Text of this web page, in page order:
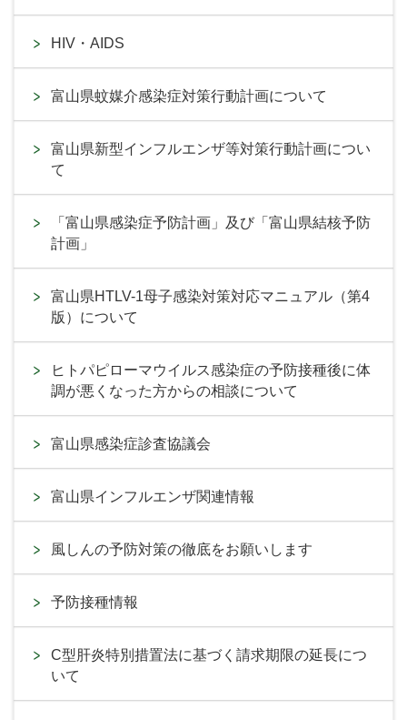
HIV・AIDS
富山県蚊媒介感染症対策行動計画について
富山県新型インフルエンザ等対策行動計画につい
て
「富山県感染症予防計画」及び「富山県結核予防
計画」
富山県HTLV-1母子感染対策対応マニュアル（第4
版）について
ヒトパピローマウイルス感染症の予防接種後に体
調が悪くなった方からの相談について
富山県感染症診査協議会
富山県インフルエンザ関連情報
風しんの予防対策の徹底をお願いします
予防接種情報
C型肝炎特別措置法に基づく請求期限の延長につ
いて